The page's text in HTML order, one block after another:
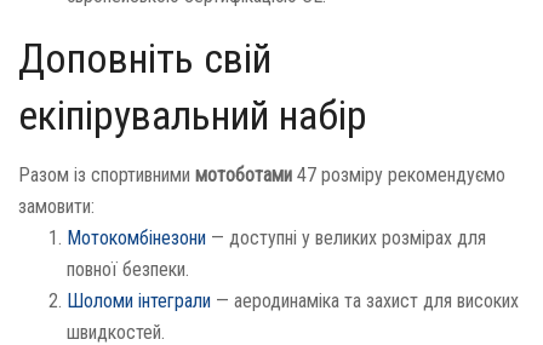
Доповніть свій
екіпірувальний набір
Разом із спортивними мотоботами 47 розміру рекомендуємо
замовити:
Мотокомбінезони — доступні у великих розмірах для
повної безпеки.
Шоломи інтеграли — аеродинаміка та захист для високих
швидкостей.